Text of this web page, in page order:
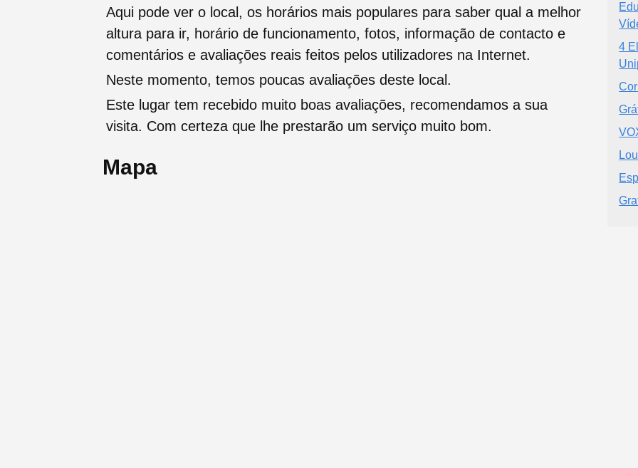
Aqui pode ver o local, os horários mais populares para saber qual a melhor
altura para ir, horário de funcionamento, fotos, informação de contacto e
comentários e avaliações reais feitos pelos utilizadores na Internet.
Neste momento, temos poucas avaliações deste local.
Este lugar tem recebido muito boas avaliações, recomendamos a sua
visita. Com certeza que lhe prestarão um serviço muito bom.
Mapa
4